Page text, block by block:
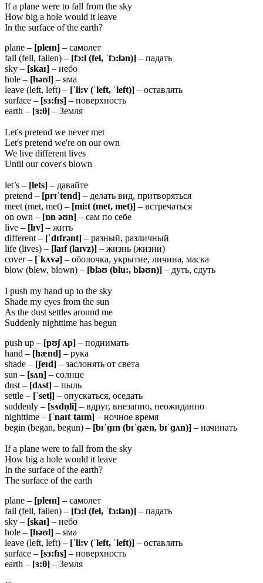
If a plane were to fall from the sky
How big a hole would it leave
In the surface of the earth?
plane – [pleɪn] – самолет
fall (fell, fallen) – [fɔ:l (fel, ˈfɔ:lən)] – падать
sky – [skaɪ] – небо
hole – [həʊl] – яма
leave (left, left) – [ˈli:v (ˈleft, ˈleft)] – оставлять
surface – [sɜ:fɪs] – поверхность
earth – [ɜ:θ] – Земля
Let's pretend we never met
Let's pretend we're on our own
We live different lives
Until our cover's blown
let’s – [lets] – давайте
pretend – [prɪˈtend] – делать вид, притворяться
meet (met, met) – [mi:t (met, met)] – встречаться
on own – [ɒn əʊn] – сам по себе
live – [lɪv] – жить
different – [ˈdɪfrənt] – разный, различный
life (lives) – [laɪf (laɪvz)] – жизнь (жизни)
cover – [ˈkʌvə] – оболочка, укрытие, личина, маска
blow (blew, blown) – [bləʊ (blu:, bləʊn)] – дуть, сдуть
I push my hand up to the sky
Shade my eyes from the sun
As the dust settles around me
Suddenly nighttime has begun
push up – [pʊʃ ʌp] – поднимать
hand – [hænd] – рука
shade – [ʃeɪd] – заслонять от света
sun – [sʌn] – солнце
dust – [dʌst] – пыль
settle – [ˈsetl̩] – опускаться, оседать
suddenly – [sʌdn̩li] – вдруг, внезапно, неожиданно
nighttime – [ˈnaɪtˌtaɪm] – ночное время
begin (began, begun) – [bɪˈɡɪn (bɪˈɡæn, bɪˈɡʌn)] – начинать
If a plane were to fall from the sky
How big a hole would it leave
In the surface of the earth?
The surface of the earth
plane – [pleɪn] – самолет
fall (fell, fallen) – [fɔ:l (fel, ˈfɔ:lən)] – падать
sky – [skaɪ] – небо
hole – [həʊl] – яма
leave (left, left) – [ˈli:v (ˈleft, ˈleft)] – оставлять
surface – [sɜ:fɪs] – поверхность
earth – [ɜ:θ] – Земля